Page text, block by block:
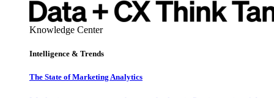
Knowledge Center
Intelligence & Trends
The State of Marketing Analytics